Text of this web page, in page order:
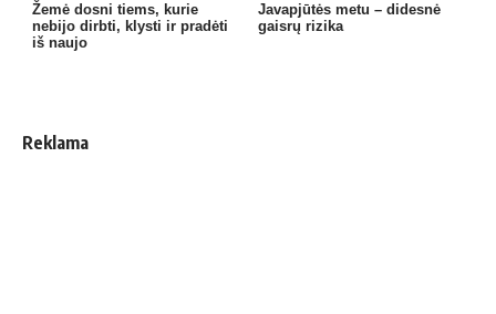
Žemė dosni tiems, kurie
nebijo dirbti, klysti ir pradėti
iš naujo
Javapjūtės metu – didesnė
gaisrų rizika
Reklama